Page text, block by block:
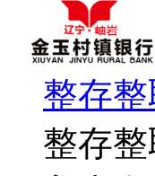
整存整
整存